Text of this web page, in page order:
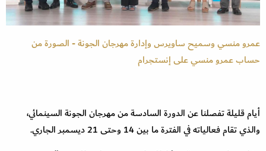
عمرو منسي وسميح ساويرس وإدارة مهرجان الجونة - الصورة من
حساب عمرو منسي على إنستجرام
أيام قليلة تفصلنا عن الدورة السادسة من مهرجان الجونة السينمائي،
والذي تقام فعالياته في الفترة ما بين 14 وحتى 21 ديسمبر الجاري.